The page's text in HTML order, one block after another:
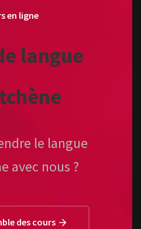
en ligne
langue
le langue
avec nous ?
des cours